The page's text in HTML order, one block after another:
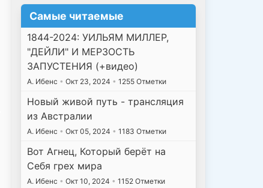
Самые читаемые
1844-2024: УИЛЬЯМ МИЛЛЕР,
"ДЕЙЛИ" И МЕРЗОСТЬ
ЗАПУСТЕНИЯ (+видео)
А. Ибенс • Окт 23, 2024 • 1255 Отметки
Новый живой путь - трансляция
из Австралии
А. Ибенс • Окт 05, 2024 • 1183 Отметки
Вот Агнец, Который берёт на
Себя грех мира
А. Ибенс • Окт 10, 2024 • 1152 Отметки